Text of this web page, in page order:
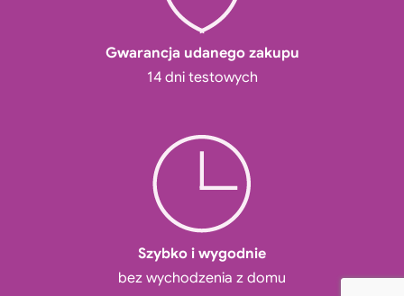
Gwarancja udanego zakupu
14 dni testowych
Szybko i wygodnie
bez wychodzenia z domu